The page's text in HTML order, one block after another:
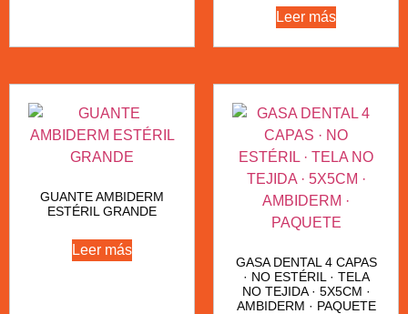
Leer más
GUANTE AMBIDERM
ESTÉRIL GRANDE
Leer más
GASA DENTAL 4 CAPAS
· NO ESTÉRIL · TELA
NO TEJIDA · 5X5CM ·
AMBIDERM · PAQUETE